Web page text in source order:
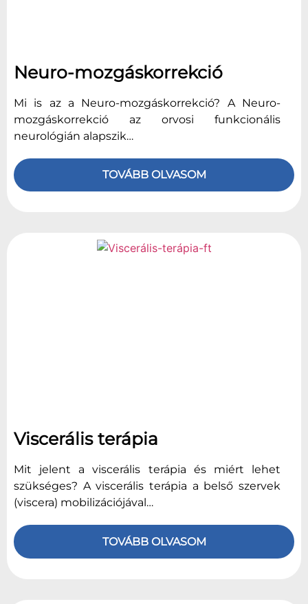
Neuro-mozgáskorrekció
Mi is az a Neuro-mozgáskorrekció? A Neuro-
mozgáskorrekció az orvosi funkcionális
neurológián alapszik…
TOVÁBB OLVASOM
Viscerális terápia
Mit jelent a viscerális terápia és miért lehet
szükséges? A viscerális terápia a belső szervek
(viscera) mobilizációjával…
TOVÁBB OLVASOM